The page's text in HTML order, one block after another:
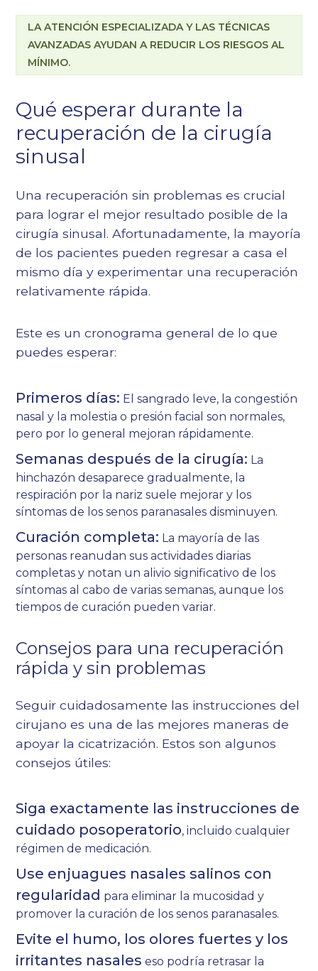
LA ATENCIÓN ESPECIALIZADA Y LAS TÉCNICAS
AVANZADAS AYUDAN A REDUCIR LOS RIESGOS AL
MÍNIMO.
Qué esperar durante la
recuperación de la cirugía
sinusal
Una recuperación sin problemas es crucial
para lograr el mejor resultado posible de la
cirugía sinusal. Afortunadamente, la mayoría
de los pacientes pueden regresar a casa el
mismo día y experimentar una recuperación
relativamente rápida.
Este es un cronograma general de lo que
puedes esperar:
Primeros días: El sangrado leve, la congestión
nasal y la molestia o presión facial son normales,
pero por lo general mejoran rápidamente.
Semanas después de la cirugía: La
hinchazón desaparece gradualmente, la
respiración por la nariz suele mejorar y los
síntomas de los senos paranasales disminuyen.
Curación completa: La mayoría de las
personas reanudan sus actividades diarias
completas y notan un alivio significativo de los
síntomas al cabo de varias semanas, aunque los
tiempos de curación pueden variar.
Consejos para una recuperación
rápida y sin problemas
Seguir cuidadosamente las instrucciones del
cirujano es una de las mejores maneras de
apoyar la cicatrización. Estos son algunos
consejos útiles:
Siga exactamente las instrucciones de
cuidado posoperatorio, incluido cualquier
régimen de medicación.
Use enjuagues nasales salinos con
regularidad para eliminar la mucosidad y
promover la curación de los senos paranasales.
Evite el humo, los olores fuertes y los
irritantes nasales eso podría retrasar la